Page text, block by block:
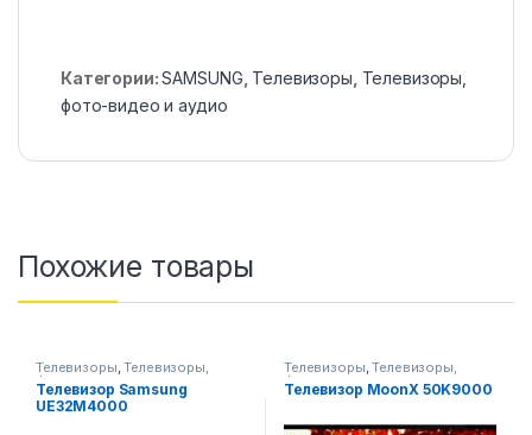
Категории:SAMSUNG Телевизоры Телевизоры,
фото-видео и аудио
Похожие товары
Телевизоры,Телевизоры,
фото-видео и аудио
Телевизор Samsung
UE32M4000
Телевизоры,Телевизоры,
фото-видео и аудио
Телевизор MoonX 50K9000